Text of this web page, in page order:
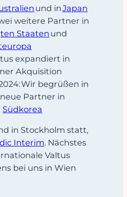
und inJapan
weitere Partner in
Staaten und
expandiert in
Akquisition
Wir begrüßen in
Partner in
Südkorea
in Stockholm statt,
Interim. Nächstes
Valtus
bei uns in Wien